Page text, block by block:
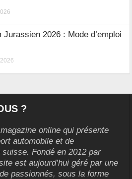
Jurassien 2026 : Mode d’emploi
?
online qui présente
automobile et de
suisse. Fondé en 2012 par
est aujourd’hui géré par une
passionnés, sous la forme